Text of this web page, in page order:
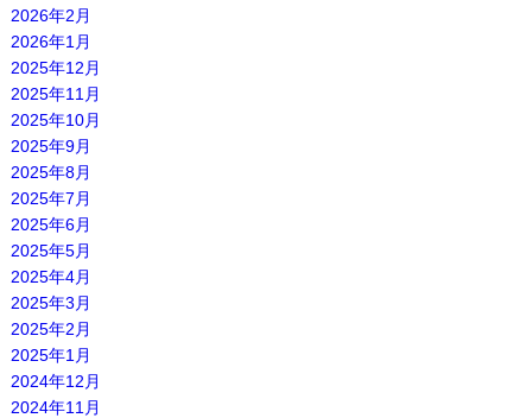
2026年2月
2026年1月
2025年12月
2025年11月
2025年10月
2025年9月
2025年8月
2025年7月
2025年6月
2025年5月
2025年4月
2025年3月
2025年2月
2025年1月
2024年12月
2024年11月